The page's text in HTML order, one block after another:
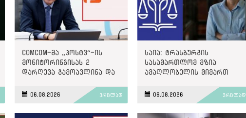
ComCom-მა „პოსტვ“-ის
მონიტორინგისას 2
დარღევა გამოავლინა და
06.08.2026 ვრცლად
საია: ტრასბურგის
სასამართლომ მზია
ამაღლობელის მიმართ
მოტივირებულ ბრალდების
საქმეზე მეოთხე საჩივარი
06.08.2026 ვრცლად